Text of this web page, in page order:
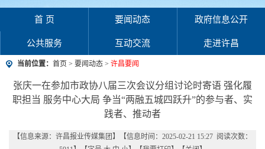
首 页 要闻动态 政府信息公开
公共服务 互动交流 走进许昌
当前位置： 首页 > 要闻动态 > 许昌要闻
张庆一在参加市政协八届三次会议分组讨论时寄语 强化履
职担当 服务中心大局 争当“两融五城四跃升”的参与者、实
践者、推动者
【信息来源： 许昌报业传媒集团 】
【信息时间：2025-02-21 15:27 阅读次数：